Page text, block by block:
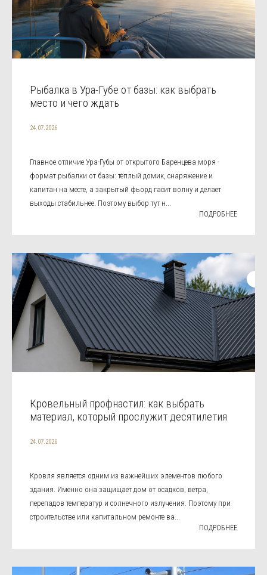
Рыбалка в Ура-Губе от базы: как выбрать
место и чего ждать
24.07.2026
Главное отличие Ура-Губы от открытого Баренцева моря -
формат рыбалки от базы: тёплый домик, снаряжение и
капитан на месте, а закрытый фьорд гасит волну и делает
выходы стабильнее. Поэтому выбор тут н...
ПОДРОБНЕЕ
Кровельный профнастил: как выбрать
материал, который прослужит десятилетия
24.07.2026
Кровля является одним из важнейших элементов любого
здания. Именно она защищает дом от осадков, ветра,
перепадов температур и солнечного излучения. Поэтому при
строительстве или капитальном ремонте ва...
ПОДРОБНЕЕ